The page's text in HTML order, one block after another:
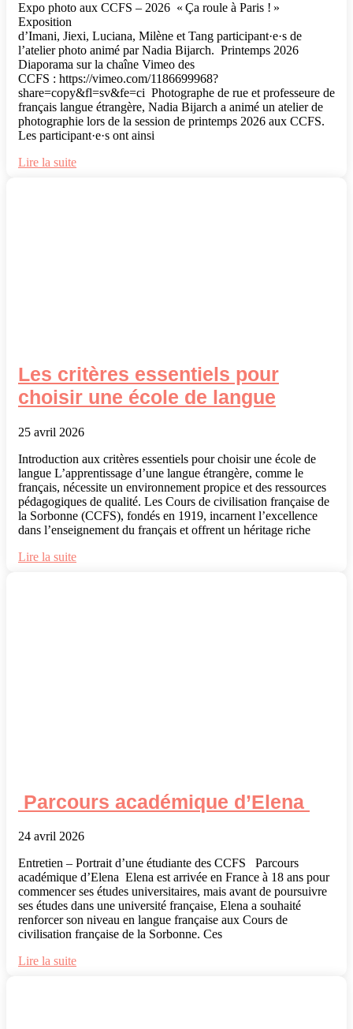
Expo photo aux CCFS – 2026 « Ça roule à Paris ! »
Exposition
d’Imani, Jiexi, Luciana, Milène et Tang participant·e·s de
l’atelier photo animé par Nadia Bijarch. Printemps 2026
Diaporama sur la chaîne Vimeo des
CCFS : https://vimeo.com/1186699968?
share=copy&fl=sv&fe=ci Photographe de rue et professeure de
français langue étrangère, Nadia Bijarch a animé un atelier de
photographie lors de la session de printemps 2026 aux CCFS.
Les participant·e·s ont ainsi
Lire la suite
Les critères essentiels pour
choisir une école de langue
25 avril 2026
Introduction aux critères essentiels pour choisir une école de
langue L’apprentissage d’une langue étrangère, comme le
français, nécessite un environnement propice et des ressources
pédagogiques de qualité. Les Cours de civilisation française de
la Sorbonne (CCFS), fondés en 1919, incarnent l’excellence
dans l’enseignement du français et offrent un héritage riche
Lire la suite
Parcours académique d’Elena
24 avril 2026
Entretien – Portrait d’une étudiante des CCFS Parcours
académique d’Elena Elena est arrivée en France à 18 ans pour
commencer ses études universitaires, mais avant de poursuivre
ses études dans une université française, Elena a souhaité
renforcer son niveau en langue française aux Cours de
civilisation française de la Sorbonne. Ces
Lire la suite